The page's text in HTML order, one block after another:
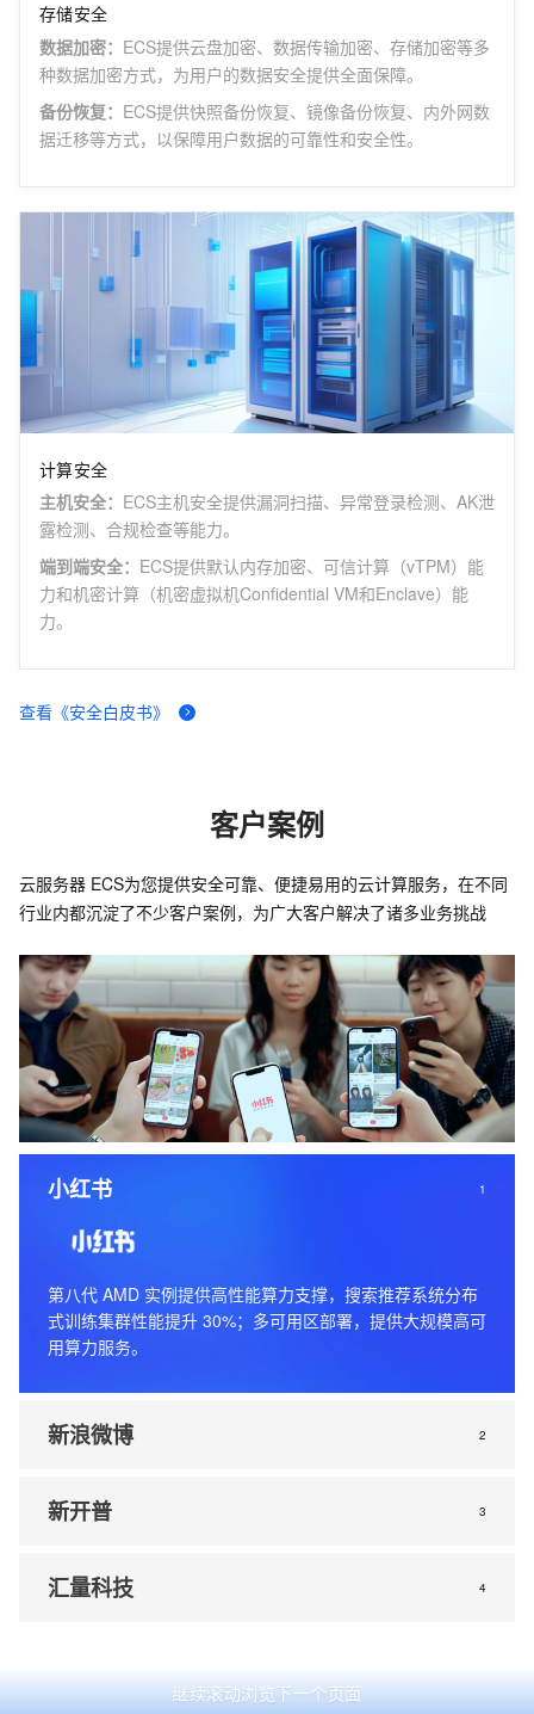
存储安全
数据加密： ECS提供云盘加密、数据传输加密、存储加密等多
种数据加密方式，为用户的数据安全提供全面保障。
备份恢复： ECS提供快照备份恢复、镜像备份恢复、内外网数
据迁移等方式，以保障用户数据的可靠性和安全性。
计算安全
主机安全： ECS主机安全提供漏洞扫描、异常登录检测、AK泄
露检测、合规检查等能力。
端到端安全： ECS提供默认内存加密、可信计算（vTPM）能
力和机密计算（机密虚拟机Confidential VM和Enclave）能
力。
查看《安全白皮书》
客户案例
云服务器 ECS为您提供安全可靠、便捷易用的云计算服务，在不同
行业内都沉淀了不少客户案例，为广大客户解决了诸多业务挑战
1
小红书
第八代 AMD 实例提供高性能算力支撑，搜索推荐系统分布
式训练集群性能提升 30%；多可用区部署，提供大规模高可
用算力服务。
2
新浪微博
3
新开普
4
汇量科技